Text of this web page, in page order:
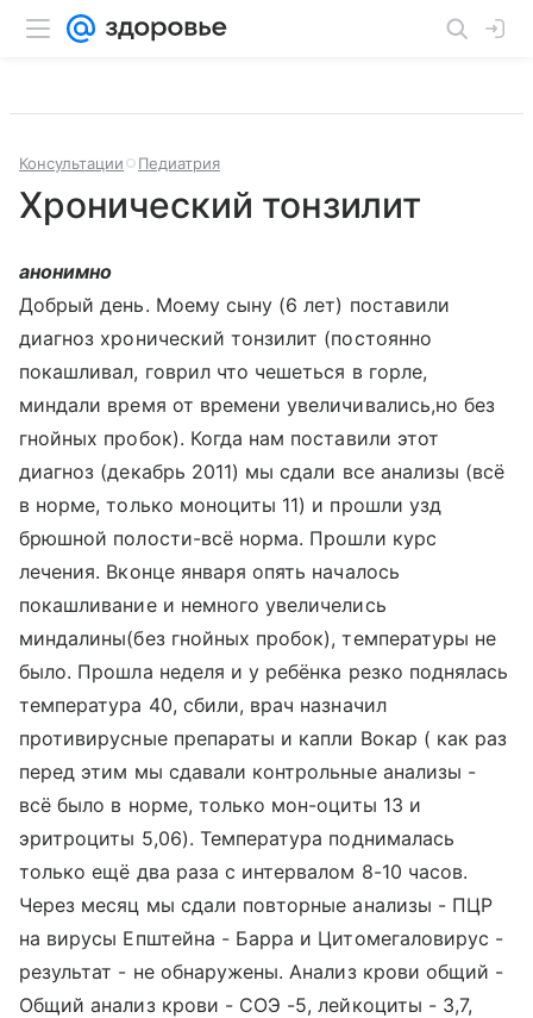
Консультации Педиатрия
Хронический тонзилит
анонимно
Добрый день. Моему сыну (6 лет) поставили
диагноз хронический тонзилит (постоянно
покашливал, говрил что чешеться в горле,
миндали время от времени увеличивались,но без
гнойных пробок). Когда нам поставили этот
диагноз (декабрь 2011) мы сдали все анализы (всё
в норме, только моноциты 11) и прошли узд
брюшной полости-всё норма. Прошли курс
лечения. Вконце января опять началось
покашливание и немного увеличелись
миндалины(без гнойных пробок), температуры не
было. Прошла неделя и у ребёнка резко поднялась
температура 40, сбили, врач назначил
противирусные препараты и капли Вокар ( как раз
перед этим мы сдавали контрольные анализы -
всё было в норме, только мон-оциты 13 и
эритроциты 5,06). Температура поднималась
только ещё два раза с интервалом 8-10 часов.
Через месяц мы сдали повторные анализы - ПЦР
на вирусы Епштейна - Барра и Цитомегаловирус -
результат - не обнаружены. Анализ крови общий -
Общий анализ крови - СОЭ -5, лейкоциты - 3,7,